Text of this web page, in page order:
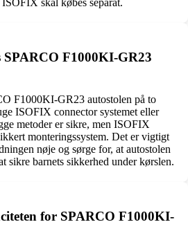
skal købes separat.
F1000KI-GR23
F1000KI-GR23 autostolen på to
ISOFIX connector systemet eller
metoder er sikre, men ISOFIX
monteringssystem. Det er vigtigt
nøje og sørge for, at autostolen
sikre barnets sikkerhed under kørslen.
for SPARCO F1000KI-